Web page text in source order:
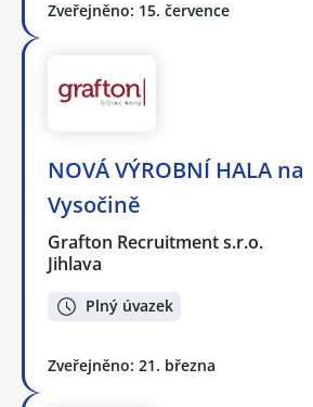
Zveřejněno: 15. července
NOVÁ VÝROBNÍ HALA na
Vysočině
Grafton Recruitment s.r.o.
Jihlava
Plný úvazek
Zveřejněno: 21. března